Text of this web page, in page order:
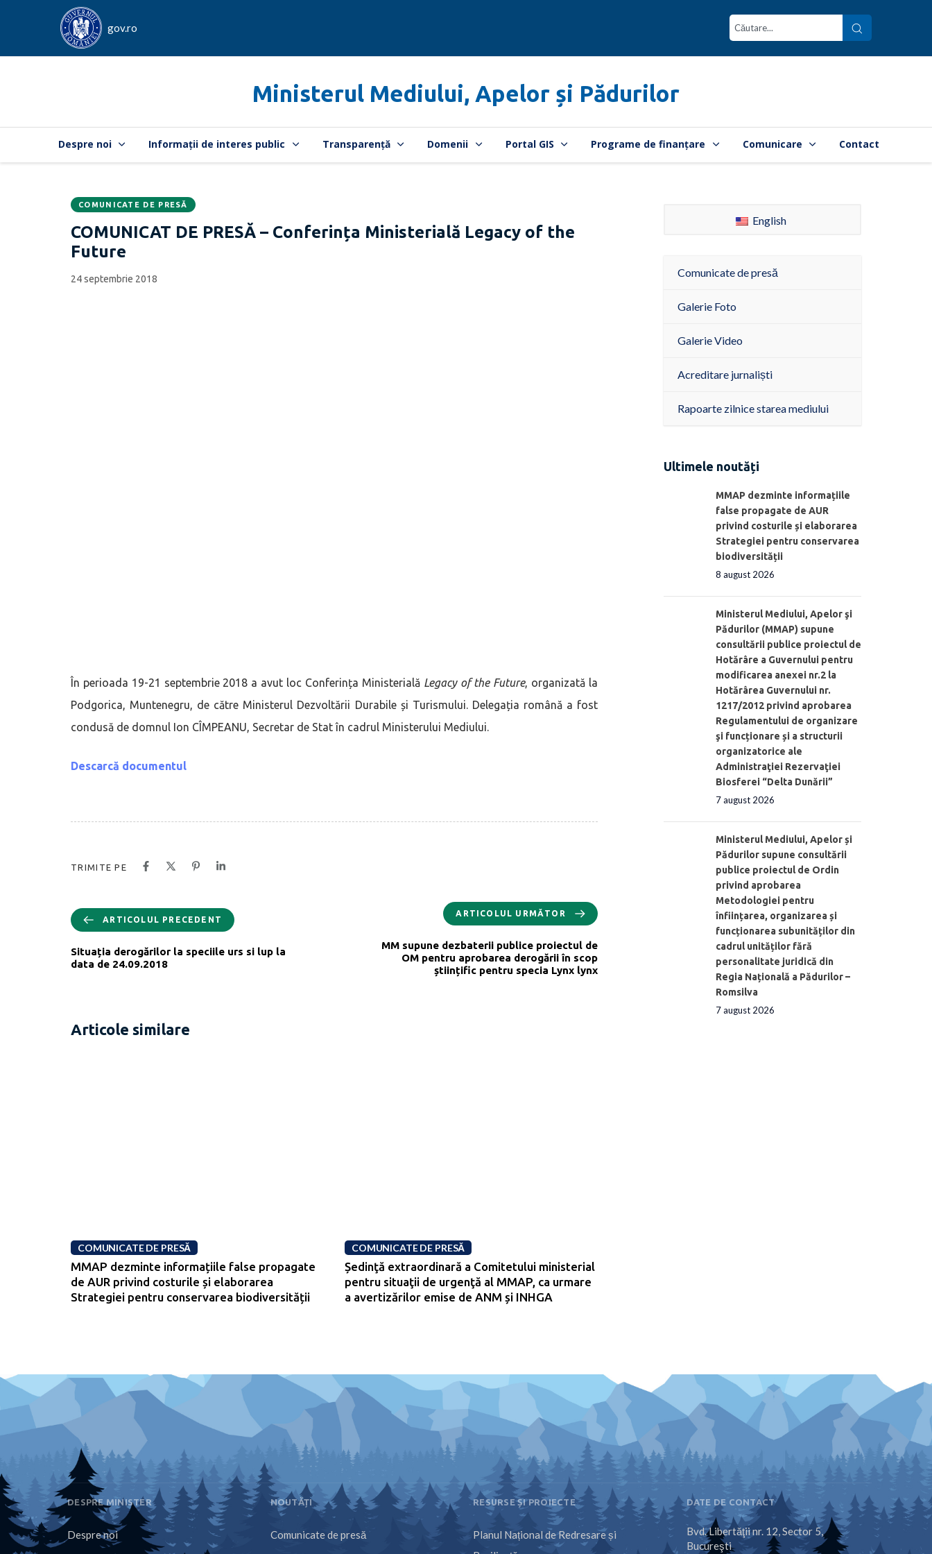
gov.ro
Ministerul Mediului, Apelor și Pădurilor
Despre noi Informații de interes public Transparență Domenii Portal GIS Programe de finanțare Comunicare Contact
CATEGORIA:
COMUNICATE DE PRESĂ
COMUNICAT DE PRESĂ – Conferința Ministerială Legacy of the
Future
Data
publicării:
24 septembrie 2018
În perioada 19-21 septembrie 2018 a avut loc Conferința Ministerială Legacy of the Future, organizată la
Podgorica, Muntenegru, de către Ministerul Dezvoltării Durabile și Turismului. Delegația română a fost
condusă de domnul Ion CÎMPEANU, Secretar de Stat în cadrul Ministerului Mediului.
Descarcă documentul
TRIMITE PE
ARTICOLUL PRECEDENT
Situația derogărilor la speciile urs si lup la
data de 24.09.2018
ARTICOLUL URMĂTOR
MM supune dezbaterii publice proiectul de
OM pentru aprobarea derogării în scop
științific pentru specia Lynx lynx
Articole similare
COMUNICATE DE PRESĂ
MMAP dezminte informațiile false propagate
de AUR privind costurile și elaborarea
Strategiei pentru conservarea biodiversității
COMUNICATE DE PRESĂ
Ședinţă extraordinară a Comitetului ministerial
pentru situaţii de urgenţă al MMAP, ca urmare
a avertizărilor emise de ANM și INHGA
English
Comunicate de presă
Galerie Foto
Galerie Video
Acreditare jurnaliști
Rapoarte zilnice starea mediului
Ultimele noutăți
MMAP dezminte informațiile
false propagate de AUR
privind costurile și elaborarea
Strategiei pentru conservarea
biodiversității
8 august 2026
Ministerul Mediului, Apelor şi
Pădurilor (MMAP) supune
consultării publice proiectul de
Hotărâre a Guvernului pentru
modificarea anexei nr.2 la
Hotărârea Guvernului nr.
1217/2012 privind aprobarea
Regulamentului de organizare
şi funcționare și a structurii
organizatorice ale
Administraţiei Rezervaţiei
Biosferei “Delta Dunării”
7 august 2026
Ministerul Mediului, Apelor și
Pădurilor supune consultării
publice proiectul de Ordin
privind aprobarea
Metodologiei pentru
înființarea, organizarea și
funcționarea subunităților din
cadrul unităților fără
personalitate juridică din
Regia Națională a Pădurilor –
Romsilva
7 august 2026
DESPRE MINISTER
Despre noi
NOUTĂȚI
Comunicate de presă
RESURSE ȘI PROIECTE
Planul Național de Redresare și
DATE DE CONTACT
Bvd. Libertăţii nr. 12, Sector 5,
Bucureşti